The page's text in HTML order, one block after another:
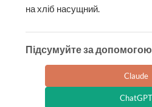
на хліб насущний.
Підсумуйте за
Claude
ChatGPT